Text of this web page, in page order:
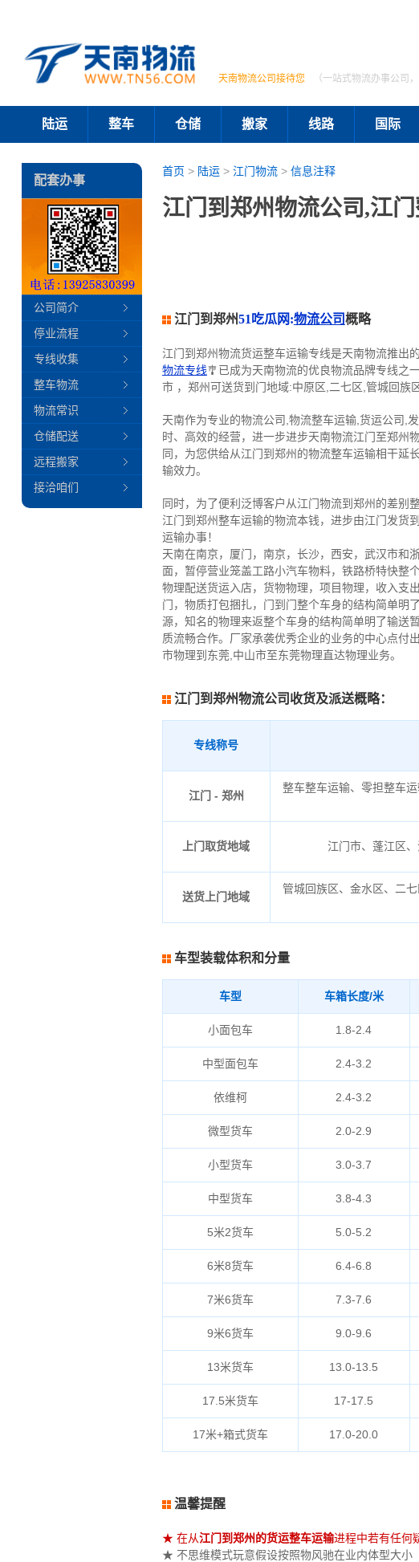
天南物流公司接待您 （一站式物流办事公司
陆运 整车 仓储 搬家 线路 国际
首页 > 陆运> 江门物流> 信息注释
江门到郑州物流公司,江
江门到郑州51吃瓜网:物流公司概略
江门到郑州物流货运整车运输专线是天南物流推出
物流专线🎐已成为天南物流的优良物流品牌专线之
市 ，郑州可送货到门地域:中原区,二七区,管城回族
天南作为专业的物流公司,物流整车运输,货运公司,
时、高效的经营，进一步进步天南物流江门至郑州
同，为您供给从江门到郑州的物流整车运输相干延
输效力。
同时，为了便利泛博客户从江门物流到郑州的差别
江门到郑州整车运输的物流本钱，进步由江门发货
运输办事！
天南在南京，厦门，南京，长沙，西安，武汉市和
面，暂停营业笼盖工路小汽车物料，铁路桥特快整
物理配送货运入店，货物物理，项目物理，收入支
门，物质打包捆扎，门到门整个车身的结构简单明
源，知名的物理来返整个车身的结构简单明了输送
质流畅合作。厂家承袭优秀企业的业务的中心点付
市物理到东莞,中山市至东莞物理直达物理业务。
江门到郑州物流公司收货及派送概略：
专线称号
江门 - 郑州
整车整车运输、零担整车
上门取货地域 江门市、蓬江区
送货上门地域
管城回族区、金水区、二
车型装载体积和分量
车型 车箱长度/米
小面包车 1.8-2.4
中型面包车 2.4-3.2
依维柯 2.4-3.2
微型货车 2.0-2.9
小型货车 3.0-3.7
中型货车 3.8-4.3
5米2货车 5.0-5.2
6米8货车 6.4-6.8
7米6货车 7.3-7.6
9米6货车 9.0-9.6
13米货车 13.0-13.5
17.5米货车 17-17.5
17米+箱式货车 17.0-20.0
温馨提醒
★ 在从江门到郑州的货运整车运输进程中若有任何
★ 不思维模式玩意假设按照物风驰在业内体型大小
配套办事
公司简介
停业流程
专线收集
整车物流
物流常识
仓储配送
远程搬家
接洽咱们